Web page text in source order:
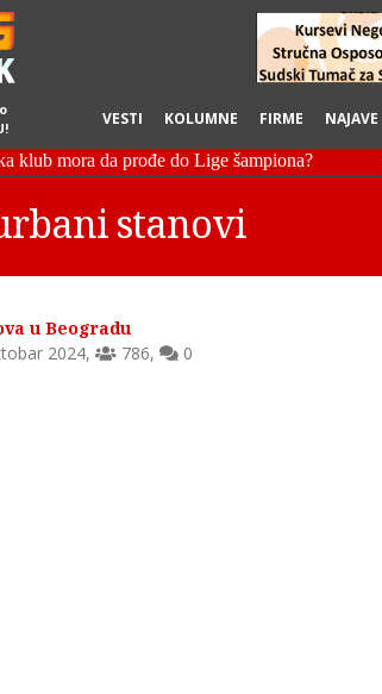
VESTI KOLUMNE FIRME NAJAVE
stanovi
u Beogradu
2024, 786, 0